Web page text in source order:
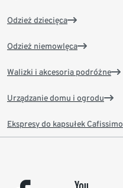
Odzież dziecięca
Odzież niemowlęca
Walizki i akcesoria podróżne
Urządzanie domu i ogrodu
Ekspresy do kapsułek Cafissimo